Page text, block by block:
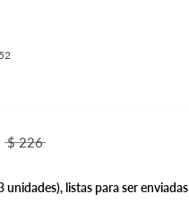
$ 226
unidades), listas para ser enviadas